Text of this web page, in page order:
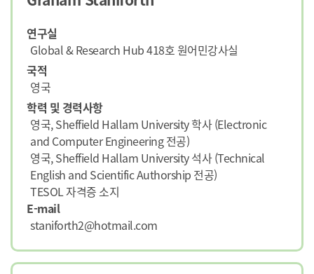
연구실
Global & Research Hub 418호 원어민강사실
국적
영국
학력 및 경력사항
영국, Sheffield Hallam University 학사 (Electronic
and Computer Engineering 전공)
영국, Sheffield Hallam University 석사 (Technical
English and Scientific Authorship 전공)
TESOL 자격증 소지
E-mail
staniforth2@hotmail.com